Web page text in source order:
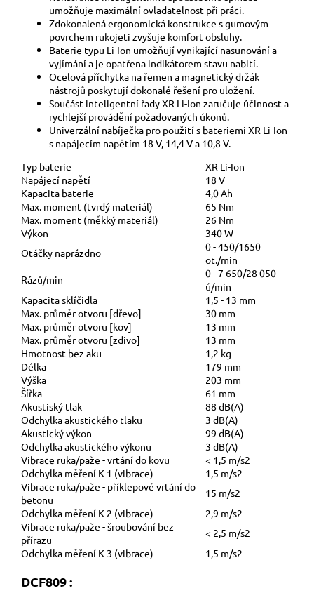
umožňuje maximální ovladatelnost při práci.
Zdokonalená ergonomická konstrukce s gumovým
povrchem rukojeti zvyšuje komfort obsluhy.
Baterie typu Li-Ion umožňují vynikající nasunování a
vyjímání a je opatřena indikátorem stavu nabití.
Ocelová příchytka na řemen a magnetický držák
nástrojů poskytují dokonalé řešení pro uložení.
Součást inteligentní řady XR Li-Ion zaručuje účinnost a
rychlejší provádění požadovaných úkonů.
Univerzální nabíječka pro použití s bateriemi XR Li-Ion
s napájecím napětím 18 V, 14,4 V a 10,8 V.
Typ baterie
XR Li-Ion
Napájecí napětí
18 V
Kapacita baterie
4,0 Ah
Max. moment (tvrdý materiál)
65 Nm
Max. moment (měkký materiál)
26 Nm
Výkon
340 W
Otáčky naprázdno
0 - 450/1650
ot./min
Rázů/min
0 - 7 650/28 050
ú/min
Kapacita sklíčidla
1,5 - 13 mm
Max. průměr otvoru [dřevo]
30 mm
Max. průměr otvoru [kov]
13 mm
Max. průměr otvoru [zdivo]
13 mm
Hmotnost bez aku
1,2 kg
Délka
179 mm
Výška
203 mm
Šířka
61 mm
Akustiský tlak
88 dB(A)
Odchylka akustického tlaku
3 dB(A)
Akustický výkon
99 dB(A)
Odchylka akustického výkonu
3 dB(A)
Vibrace ruka/paže - vrtání do kovu
< 1,5 m/s2
Odchylka měření K 1 (vibrace)
1,5 m/s2
Vibrace ruka/paže - příklepové vrtání do
betonu
15 m/s2
Odchylka měření K 2 (vibrace)
2,9 m/s2
Vibrace ruka/paže - šroubování bez
přírazu
< 2,5 m/s2
Odchylka měření K 3 (vibrace)
1,5 m/s2
DCF809 :